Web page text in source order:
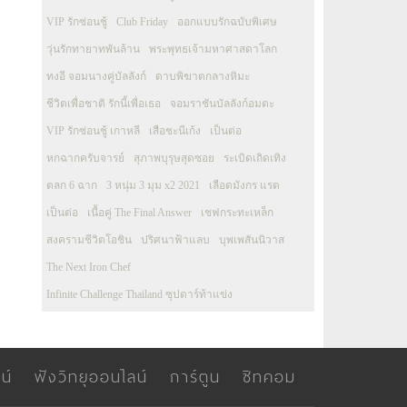
VIP รักซ่อนชู้ Club Friday ออกแบบรักฉบับพิเศษ
วุ่นรักทายาทพันล้าน พระพุทธเจ้ามหาศาสดาโลก
ทงอี จอมนางคู่บัลลังก์ ดาบพิฆาตกลางหิมะ
ชีวิตเพื่อชาติ รักนี้เพื่อเธอ จอมราชันบัลลังก์อมตะ
VIP รักซ่อนชู้ เกาหลี เสือชะนีเก้ง เป็นต่อ
หกฉากครับจารย์ สุภาพบุรุษสุดซอย ระเบิดเถิดเทิง
ตลก 6 ฉาก 3 หนุ่ม 3 มุม x2 2021 เลือดมังกร แรด
เป็นต่อ เนื้อคู่ The Final Answer เชฟกระทะเหล็ก
สงครามชีวิตโอชิน ปริศนาฟ้าแลบ บุพเพสันนิวาส
The Next Iron Chef
Infinite Challenge Thailand ซุปตาร์ท้าแข่ง
ฟังวิทยุออนไลน์ การ์ตูน ซิทคอม